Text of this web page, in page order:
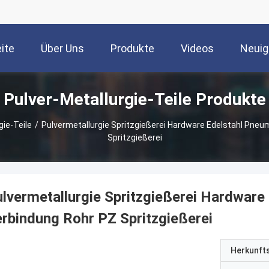
Über Uns Produkte Videos
Pulver-Metallurgie-Teile Produkte
Teile / Pulvermetallurgie Spritzgießerei Hardware Edelstahl
Spritzgießerei
Spritzgießerei
Rohr PZ Spritzgießerei